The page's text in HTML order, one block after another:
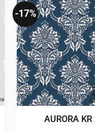
-17%
AURORA KR